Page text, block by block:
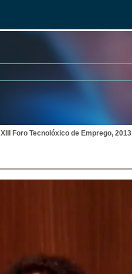
XIII Foro Tecnolóxico de Emprego, 2013